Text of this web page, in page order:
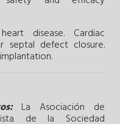
disease. Cardiac
septal defect closure.
La Asociación de
de la Sociedad